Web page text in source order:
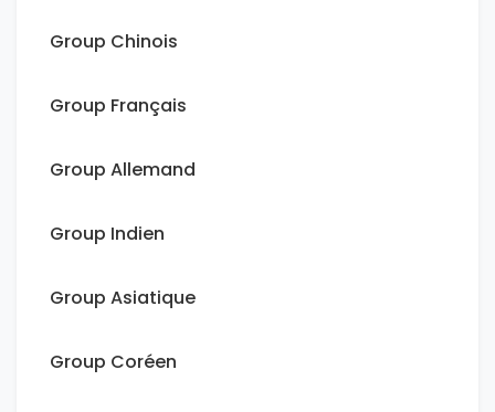
Group Chinois
Group Français
Group Allemand
Group Indien
Group Asiatique
Group Coréen